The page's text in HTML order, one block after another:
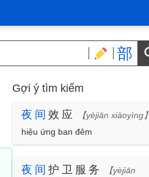
部
Gợi ý tìm kiếm
夜 间 效应
【yèjiān xiàoyìng】
hiệu ứng ban đêm
夜 间 护卫服务
【yèjiān